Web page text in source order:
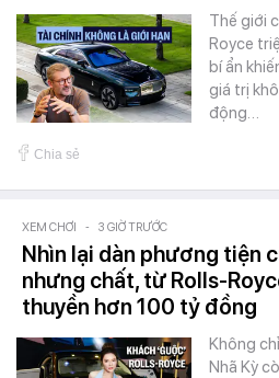
Thế giới
Royce
bí ẩn
giá trị
động…
Chia sẻ
XEM CHƠI - 3 GIỜ TRƯỚC
Nhìn lại dàn phương tiện
nhưng chất, từ Rolls-
thuyền hơn 100 tỷ đồng
Không
Nhã Kỳ